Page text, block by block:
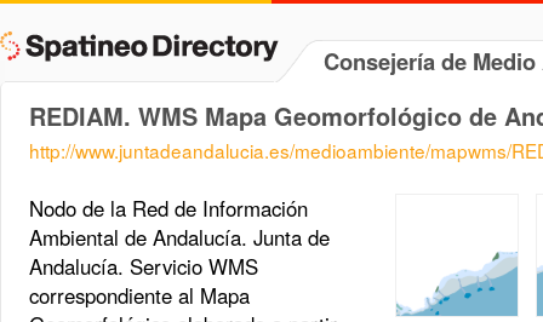
Consejería de
REDIAM. WMS Mapa Geomorfológico de
http://www.juntadeandalucia.es/medioambiente/mapwms/
Nodo de la Red de Información
Ambiental de Andalucía. Junta de
Andalucía. Servicio WMS
correspondiente al Mapa